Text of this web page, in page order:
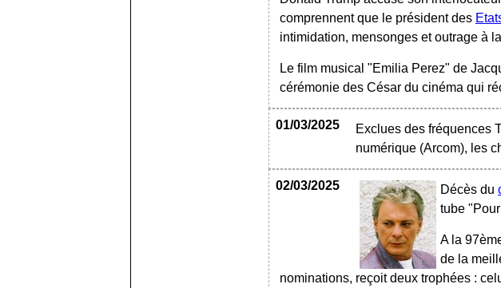
comprennent que le président des
intimidation, mensonges et outrage à
Le film musical "Emilia Perez" de
cérémonie des César du cinéma qui
01/03/2025
Exclues des fréquences
numérique (Arcom), les
02/03/2025 Décès du
tube
A la
de la
nominations, reçoit deux trophées :